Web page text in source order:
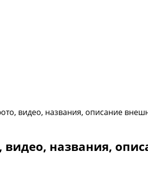
видео, названия, описание
названия,